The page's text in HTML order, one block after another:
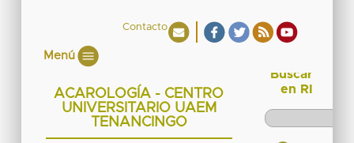
Contacto
Menú
ACAROLOGÍA - CENTRO
UNIVERSITARIO UAEM
TENANCINGO
Buscar
en RI